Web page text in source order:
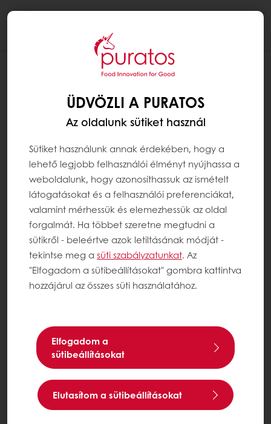
ÜDVÖZLI A PURATOS
Az oldalunk sütiket használ
Sütiket használunk annak érdekében, hogy a
lehető legjobb felhasználói élményt nyújhassa a
weboldalunk, hogy azonosíthassuk az ismételt
látogatásokat és a felhasználói preferenciákat,
valamint mérhessük és elemezhessük az oldal
forgalmát. Ha többet szeretne megtudni a
sütikről - beleértve azok letiltásának módját -
tekintse meg a süti szabályzatunkat. Az
"Elfogadom a sütibeállításokat" gombra kattintva
hozzájárul az összes süti használatához.
Elfogadom a
sütibeállításokat
Elutasítom a sütibeállításokat